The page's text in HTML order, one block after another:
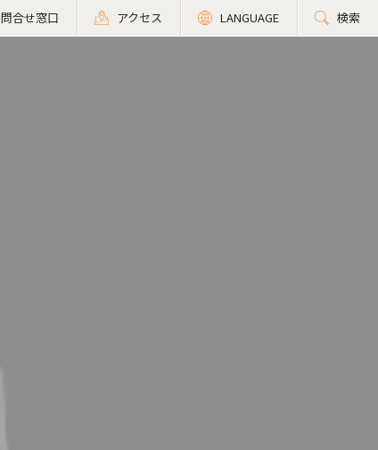
問合せ窓口 アクセス LANGUAGE 検索